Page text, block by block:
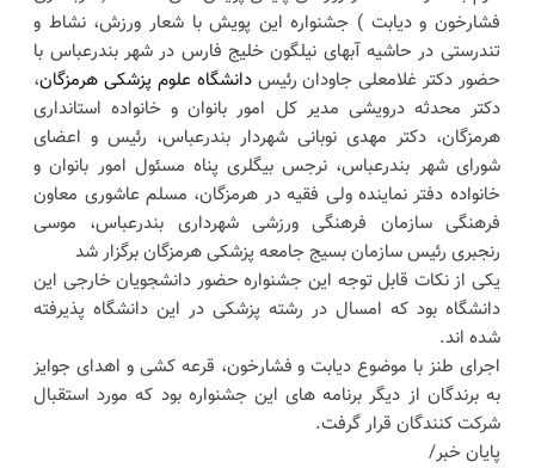
فشارخون و دیابت ) جشنواره این پویش با شعار ورزش، نشاط و
تندرستی در حاشیه آبهای نیلگون خلیج فارس در شهر بندرعباس با
حضور دکتر غلامعلی جاودان رئیسدانشگاه علوم پزشکی هرمزگان،
دکتر محدثه درویشی مدیر کل امور بانوان و خانواده استانداری
هرمزگان، دکتر مهدی نوبانی شهردار بندرعباس، رئیس و اعضای
شورای شهر بندرعباس، نرجس بیگلری پناه مسئول امور بانوان و
خانواده دفتر نماینده ولی فقیه در هرمزگان، مسلم عاشوری معاون
فرهنگی سازمان فرهنگی ورزشی شهرداری بندرعباس، موسی
رنجبری رئیس سازمان بسیج جامعه پزشکی هرمزگان برگزار شد
یکی از نکات قابل توجه این جشنواره حضور دانشجویان خارجی این
دانشگاه بود که امسال در رشته پزشکی در این دانشگاه پذیرفته
شده اند.
اجرای طنز با موضوع دیابت و فشارخون، قرعه کشی و اهدای جوایز
به برندگان از دیگر برنامه های این جشنواره بود که مورد استقبال
شرکت کنندگان قرار گرفت.
پایان خبر/